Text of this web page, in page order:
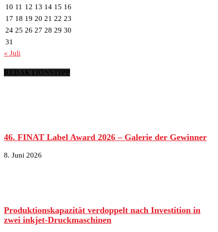
10 11 12 13 14 15 16
17 18 19 20 21 22 23
24 25 26 27 28 29 30
31
« Juli
REDAKTIONSTIPP
46. FINAT Label Award 2026 – Galerie der Gewinner
8. Juni 2026
Produktionskapazität verdoppelt nach Investition in
zwei inkjet-Druckmaschinen